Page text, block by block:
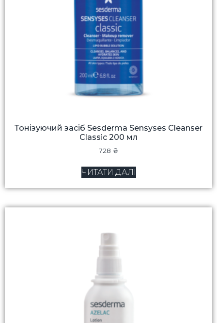
Тонізуючий засіб Sesderma Sensyses Cleanser
Classic 200 мл
728 ₴
ЧИТАТИ ДАЛІ